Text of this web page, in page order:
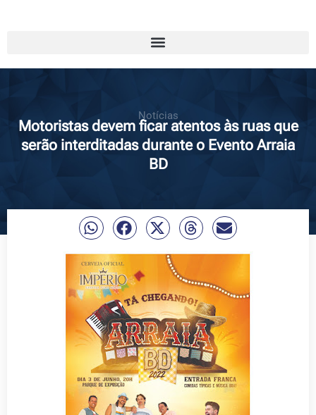
Notícias
Motoristas devem ficar atentos às ruas que
serão interditadas durante o Evento Arraia
BD